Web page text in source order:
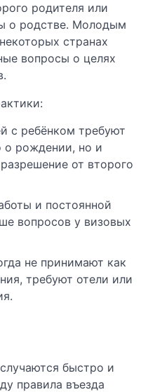
родителя или
о родстве. Молодым
странах
вопросы о целях
с ребёнком требуют
о рождении, но и
от второго
и постоянной
вопросов у визовых
не принимают как
требуют отели или
быстро и
правила въезда